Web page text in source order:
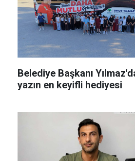
Belediye Başkanı
yazın en keyifli hediyesi